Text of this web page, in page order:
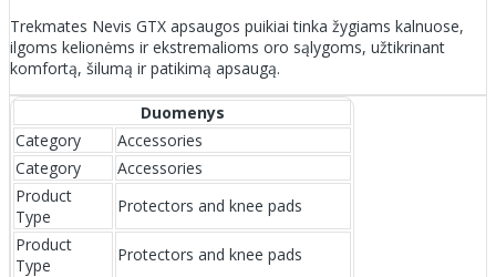
Trekmates Nevis GTX apsaugos puikiai tinka žygiams kalnuose,
ilgoms kelionėms ir ekstremalioms oro sąlygoms, užtikrinant
komfortą, šilumą ir patikimą apsaugą.
Duomenys
Category
Accessories
Category
Accessories
Product
Type
Protectors and knee pads
Product
Type
Protectors and knee pads